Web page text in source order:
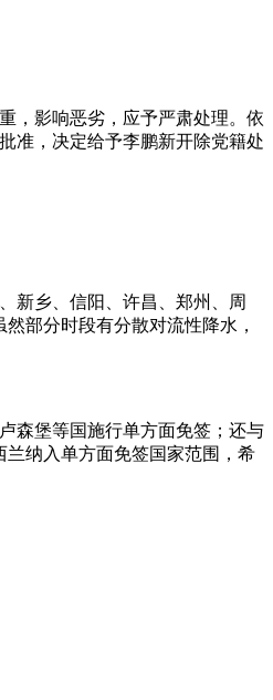
影响恶劣，应予严肃处理。依
准，决定给予李鹏新开除党籍处
乡、信阳、许昌、郑州、周
部分时段有分散对流性降水，
堡等国施行单方面免签；还与
纳入单方面免签国家范围，希